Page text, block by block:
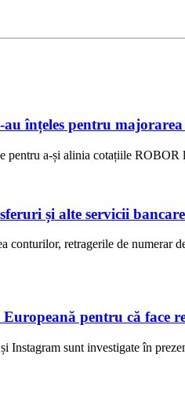
au înțeles pentru
a-și alinia cotațiile
și alte servicii bancare
conturilor, retragerile de
pentru că face
Instagram sunt investigate în